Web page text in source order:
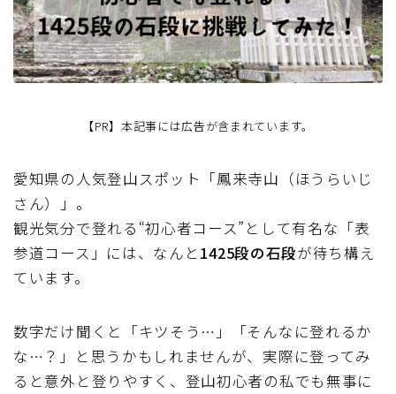
【PR】本記事には広告が含まれています。
愛知県の人気登山スポット「鳳来寺山（ほうらいじ
さん）」。
観光気分で登れる“初心者コース”として有名な「表
参道コース」には、なんと1425段の石段が待ち構え
ています。
数字だけ聞くと「キツそう…」「そんなに登れるか
な…？」と思うかもしれませんが、実際に登ってみ
ると意外と登りやすく、登山初心者の私でも無事に